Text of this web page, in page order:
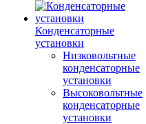
Конденсаторные
установки
Низковольтные
конденсаторные
установки
Высоковольтные
конденсаторные
установки